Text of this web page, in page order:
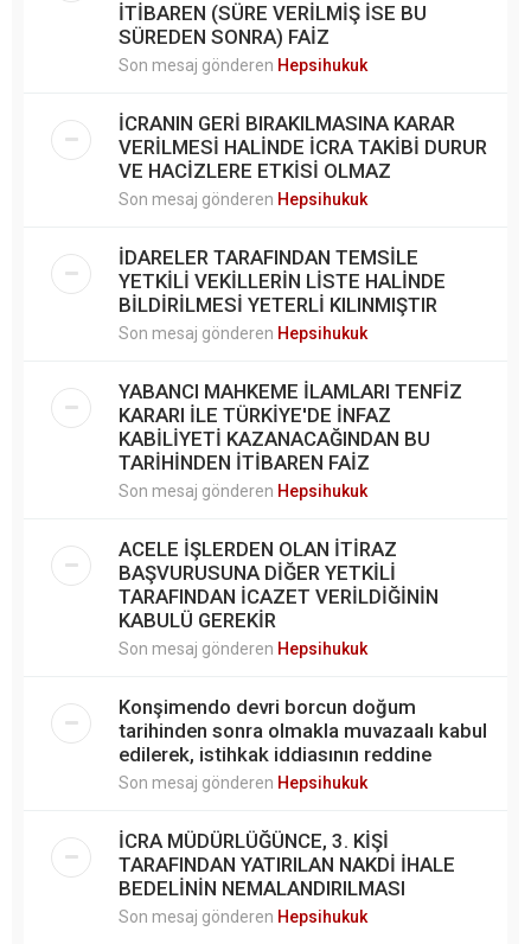
İTİBAREN (SÜRE VERİLMİŞ İSE BU
SÜREDEN SONRA) FAİZ
Son mesaj gönderen Hepsihukuk
İCRANIN GERİ BIRAKILMASINA KARAR
VERİLMESİ HALİNDE İCRA TAKİBİ DURUR
VE HACİZLERE ETKİSİ OLMAZ
Son mesaj gönderen Hepsihukuk
İDARELER TARAFINDAN TEMSİLE
YETKİLİ VEKİLLERİN LİSTE HALİNDE
BİLDİRİLMESİ YETERLİ KILINMIŞTIR
Son mesaj gönderen Hepsihukuk
YABANCI MAHKEME İLAMLARI TENFİZ
KARARI İLE TÜRKİYE'DE İNFAZ
KABİLİYETİ KAZANACAĞINDAN BU
TARİHİNDEN İTİBAREN FAİZ
Son mesaj gönderen Hepsihukuk
ACELE İŞLERDEN OLAN İTİRAZ
BAŞVURUSUNA DİĞER YETKİLİ
TARAFINDAN İCAZET VERİLDİĞİNİN
KABULÜ GEREKİR
Son mesaj gönderen Hepsihukuk
Konşimendo devri borcun doğum
tarihinden sonra olmakla muvazaalı kabul
edilerek, istihkak iddiasının reddine
Son mesaj gönderen Hepsihukuk
İCRA MÜDÜRLÜĞÜNCE, 3. KİŞİ
TARAFINDAN YATIRILAN NAKDİ İHALE
BEDELİNİN NEMALANDIRILMASI
Son mesaj gönderen Hepsihukuk